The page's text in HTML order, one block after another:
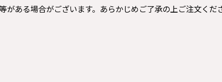
がある場合がございます。あらかじめご了承の上ご注文くだ